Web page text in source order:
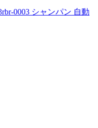
0003 シャンパン 自動